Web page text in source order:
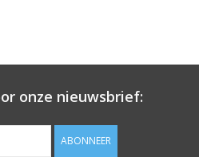
onze nieuwsbrief:
ABONNEER